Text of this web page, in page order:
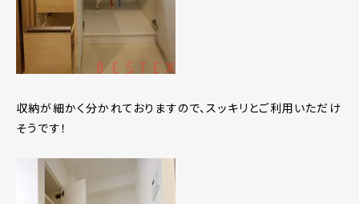
収納が細かく分かれておりますので、スッキリとご利用いただけ
そうです！